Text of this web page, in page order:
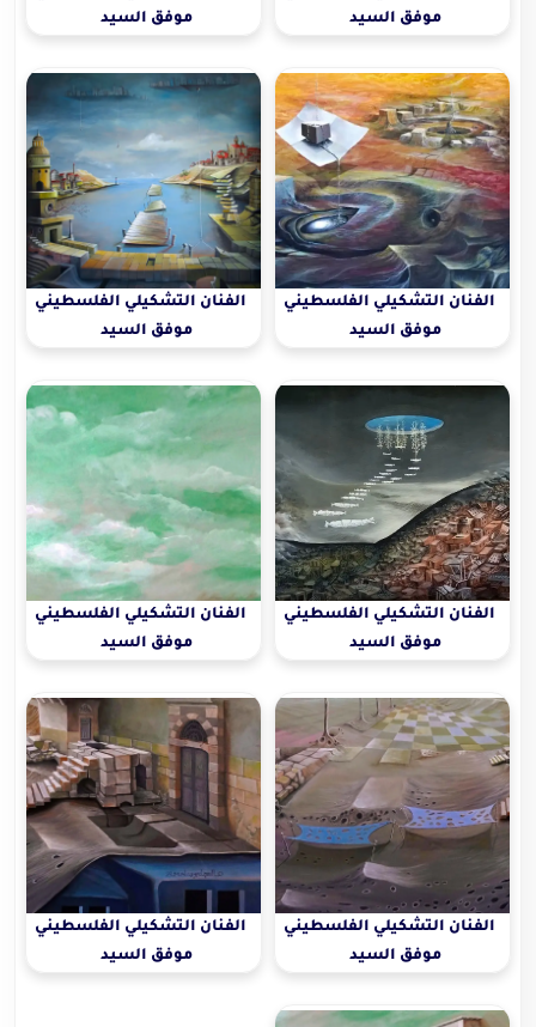
موفق السيد
موفق السيد
الفنان التشكيلي الفلسطيني
موفق السيد
الفنان التشكيلي الفلسطيني
موفق السيد
الفنان التشكيلي الفلسطيني
موفق السيد
الفنان التشكيلي الفلسطيني
موفق السيد
الفنان التشكيلي الفلسطيني
موفق السيد
الفنان التشكيلي الفلسطيني
موفق السيد